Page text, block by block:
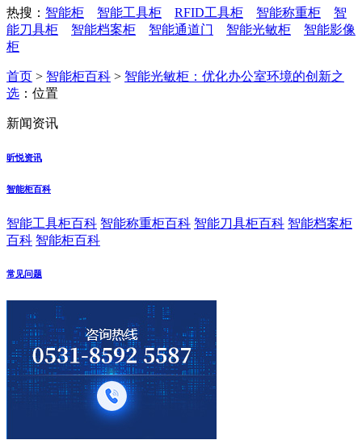
热搜： 智能柜 智能工具柜 RFID工具柜 智能称重柜
智
能刀具柜
智能档案柜 智能通道门 智能光敏柜
智能影像
柜
首页 > 智能柜百科 > 智能光敏柜：优化办公室环境的创新之
选 ：位置
新闻资讯
昕悦资讯
智能柜百科
智能工具柜百科 智能称重柜百科 智能刀具柜百科 智能档案柜
百科 智能柜百科
常见问题